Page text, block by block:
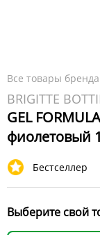
Все товары бренда
BRIGITTE
GEL
фиолетовый
Бестселлер
Выберите свой